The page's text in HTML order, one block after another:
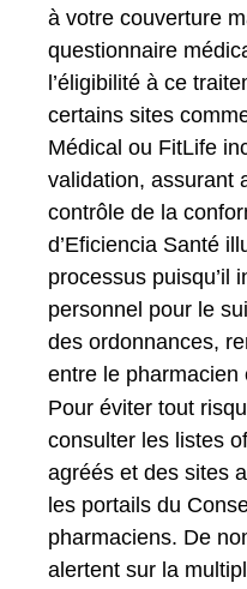
à votre couverture
questionnaire
l’éligibilité à ce
certains sites
Médical ou FitLife
validation, assurant
contrôle de la
d’Eficiencia Santé
processus puisqu’il
personnel pour le
des ordonnances,
entre le pharmacien
Pour éviter tout
consulter les listes
agréés et des sites
les portails du
pharmaciens. De
alertent sur la